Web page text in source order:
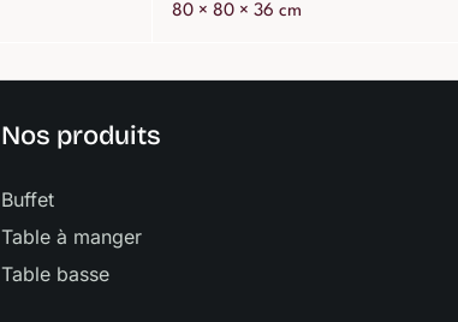
80 × 80 × 36 cm
Nos produits
Buffet
Table à manger
Table basse